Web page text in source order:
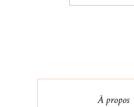
À propos